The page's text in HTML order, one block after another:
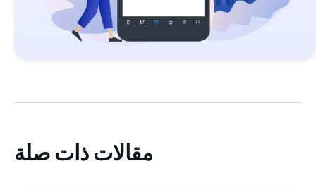
مقالات ذات صلة